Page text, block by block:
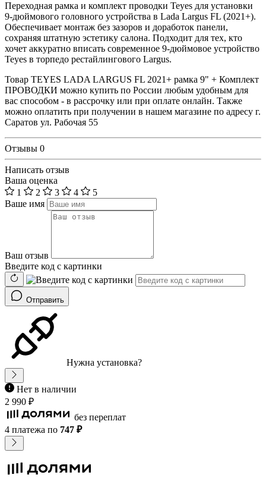
Переходная рамка и комплект проводки Teyes для установки
9-дюймового головного устройства в Lada Largus FL (2021+).
Обеспечивает монтаж без зазоров и доработок панели,
сохраняя штатную эстетику салона. Подходит для тех, кто
хочет аккуратно вписать современное 9-дюймовое устройство
Teyes в торпедо рестайлингового Largus.
Товар TEYES LADA LARGUS FL 2021+ рамка 9" + Комплект
ПРОВОДКИ можно купить по России любым удобным для
вас способом - в рассрочку или при оплате онлайн. Также
можно оплатить при получении в нашем магазине по адресу г.
Саратов ул. Рабочая 55
Отзывы 0
Написать отзыв
Ваша оценка
1
2 3 4
5
Ваше имя
Ваш отзыв
Введите код с картинки
Отправить
Нужна установка?
Нет в наличии
2 990 ₽
без переплат
4 платежа по 747 ₽